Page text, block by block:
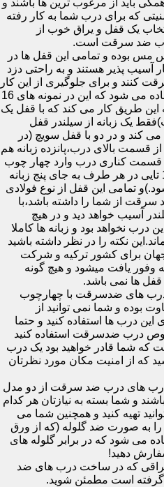
باید از مرغوب ترین ها باشند و
که برای درب شما به کار رفته
یک قفل و یراق خوب از
ضد سرقت است.
مس بوده و تمامی این قفل ها در
آسیب پذیر هستند و به راحتی دزد
کنند و برای جلوگیری از این کار
از قفل مولتی سیستم استفاده می شود که این در نمونه های 16
به این طریق کار می کند که با قفل یک
یک زبانه از سیلندر قفل
کند و در دو با قفل سویچ (در
زبانه از قسمت بالای درب،پانزده زبانه هم
قسمت کناری درب وارد چهار چوب
می شوند (در نسخه های 16 تایی در هر طرف به جای پنج زبانه
تمامی این قفل از نوع فولادی
از شما را داشته باشد،با
آسیب خواهد دید و در هیچ
درب نخواهد بود و زبانه ها کاملا
نکته را در نظر داشته باشید
برای کشور ترکیه و شرکت
وفور یافت میشود و هیچ گونه
ها نمی باشد.
های ضدسرقت با چهارچوب
بوده و شما نمی توانید از
درب ها استفاده کنید و حتما
درب ضدسرقت استفاده کنید
که شما قادر خواهید بود یک درب
که از امنیت مکان مورد نظرتان
های درب ضد سرقت از دو مدل
و شما بسته به نیازتان هر کدام
تهیه کنید و همچنین شما می
به صورت ضد گلوله (که از ورق
می شود که در برابر گلوله های
دهید!
یراقی که در ساخت درب های ضد
گرفته است مطمئن شوید.